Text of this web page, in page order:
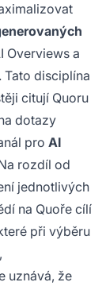
AI
z ní činí
Overviews a
disciplína
citují Quoru
dotazy
pro AI
rozdíl od
jednotlivých
na Quoře cílí
při výběru
uznává, že